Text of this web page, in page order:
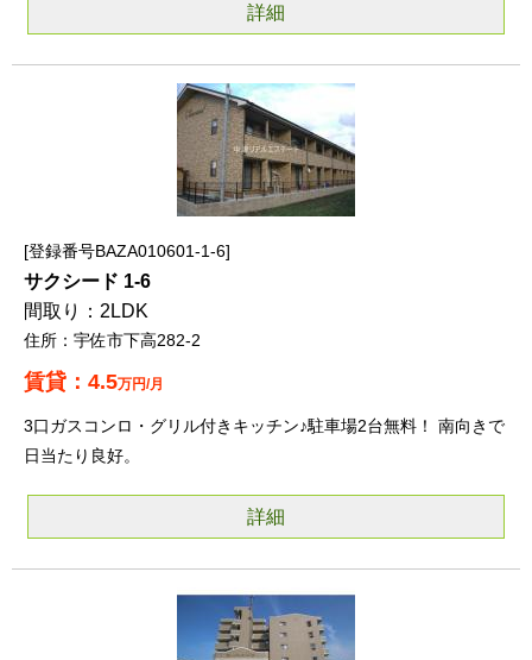
詳細
登録番号BAZA010601-1-6
サクシード 1-6
2LDK
宇佐市下高282-2
4.5万円/月
3口ガスコンロ・グリル付きキッチン♪駐車場2台無料！ 南向きで
日当たり良好。
詳細